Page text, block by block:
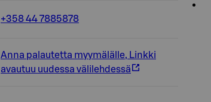
+358 44 7885878
Anna palautetta myymälälle, Linkki
avautuu uudessa välilehdessä